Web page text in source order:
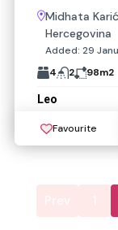
Midhata
Hercegovina
Added: 29
4
2 98m2
Leo
Favourite